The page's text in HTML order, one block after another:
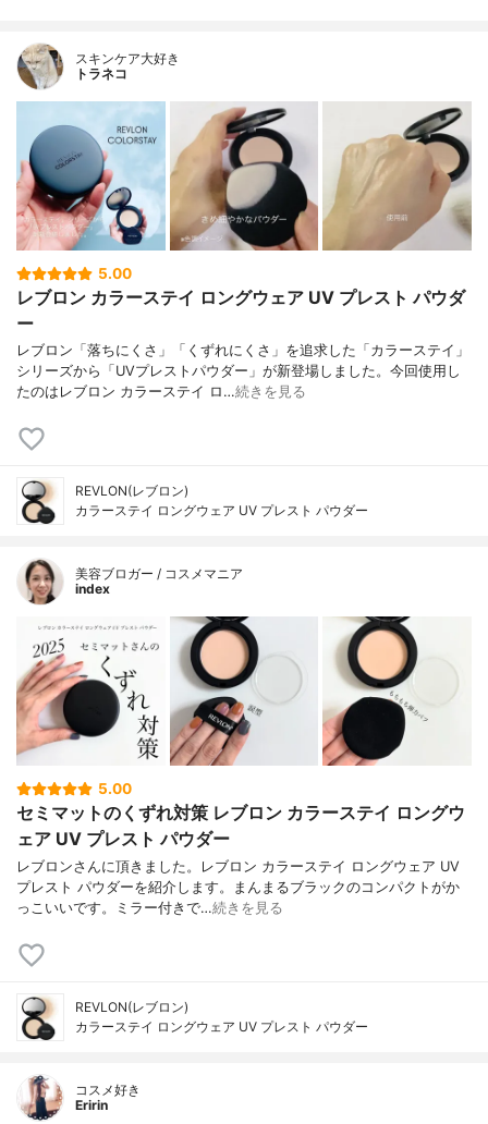
スキンケア大好き
トラネコ
5.00
レブロン カラーステイ ロングウェア UV プレスト パウダ
ー
レブロン「落ちにくさ」「くずれにくさ」を追求した「カラーステイ」
シリーズから「UVプレストパウダー」が新登場しました。今回使用し
たのはレブロン カラーステイ ロ…続きを見る
REVLON(レブロン)
カラーステイ ロングウェア UV プレスト パウダー
美容ブロガー / コスメマニア
index
5.00
セミマットのくずれ対策 レブロン カラーステイ ロングウ
ェア UV プレスト パウダー
レブロンさんに頂きました。レブロン カラーステイ ロングウェア UV
プレスト パウダーを紹介します。まんまるブラックのコンパクトがか
っこいいです。ミラー付きで…続きを見る
REVLON(レブロン)
カラーステイ ロングウェア UV プレスト パウダー
コスメ好き
Eririn